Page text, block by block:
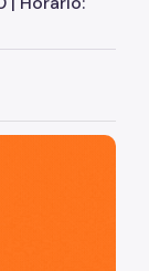
o
e sustentável